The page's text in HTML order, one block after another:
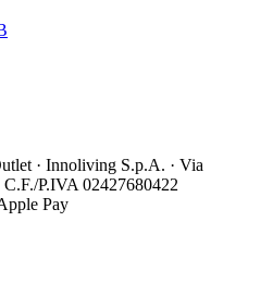
· Innoliving S.p.A. · Via
P.IVA 02427680422
Pay